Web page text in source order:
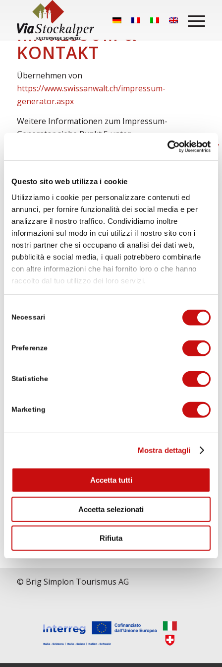
Questo sito web utilizza i cookie
Utilizziamo i cookie per personalizzare contenuti ed
annunci, per fornire funzionalità dei social media e per
analizzare il nostro traffico. Condividiamo inoltre
informazioni sul modo in cui utilizzi il nostro sito con i
nostri partner che si occupano di analisi dei dati web,
pubblicità e social media, i quali potrebbero combinarle
con altre informazioni che hai fornito loro o che hanno
raccolto dal tuo utilizzo dei loro servizi.
delNecessari
Preferenze
Statistiche
Marketing
Mostra dettagli
Accetta tutti
Accetta selezionati
Rifiuta
IMPRESSUM &
KONTAKT
Übernehmen von
https://www.swissanwalt.ch/impressum-
generator.aspx
Weitere Informationen zum Impressum-
Generator siehe Punkt 5 unter
https://www.barinformatik.ch/support/wordpress/faq/
Cosa dicono i nostri escursionisti:
Puh die erste Etappe von Brig auf den
Umweg wegen Steinschlaggefahr, 20.6 km,
1720 Höhenmeter. Mit 10kg Rucksack. Aber
zweiten Etappe im wunderschönen Ort
Wir freuen ins auf das was noch kommt
Verifiziert von: Trustindex
© Brig Simplon Tourismus AG